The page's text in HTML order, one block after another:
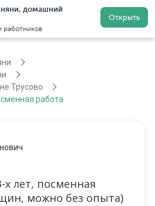
няни, домашний
работников
Открыть
Регистрация
Трусово
работа
х лет, посменная
можно без опыта)